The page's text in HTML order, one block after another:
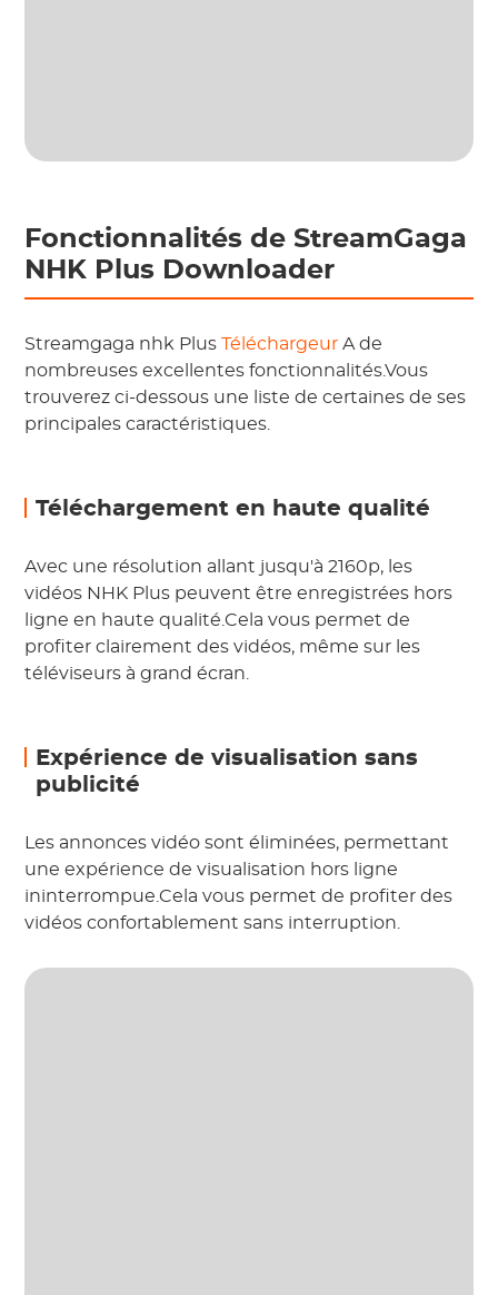
Fonctionnalités de StreamGaga
NHK Plus Downloader
Streamgaga nhk PlusTéléchargeurA de
nombreuses excellentes fonctionnalités.Vous
trouverez ci-dessous une liste de certaines de ses
principales caractéristiques.
Téléchargement en haute qualité
Avec une résolution allant jusqu'à 2160p, les
vidéos NHK Plus peuvent être enregistrées hors
ligne en haute qualité.Cela vous permet de
profiter clairement des vidéos, même sur les
téléviseurs à grand écran.
Expérience de visualisation sans
publicité
Les annonces vidéo sont éliminées, permettant
une expérience de visualisation hors ligne
ininterrompue.Cela vous permet de profiter des
vidéos confortablement sans interruption.